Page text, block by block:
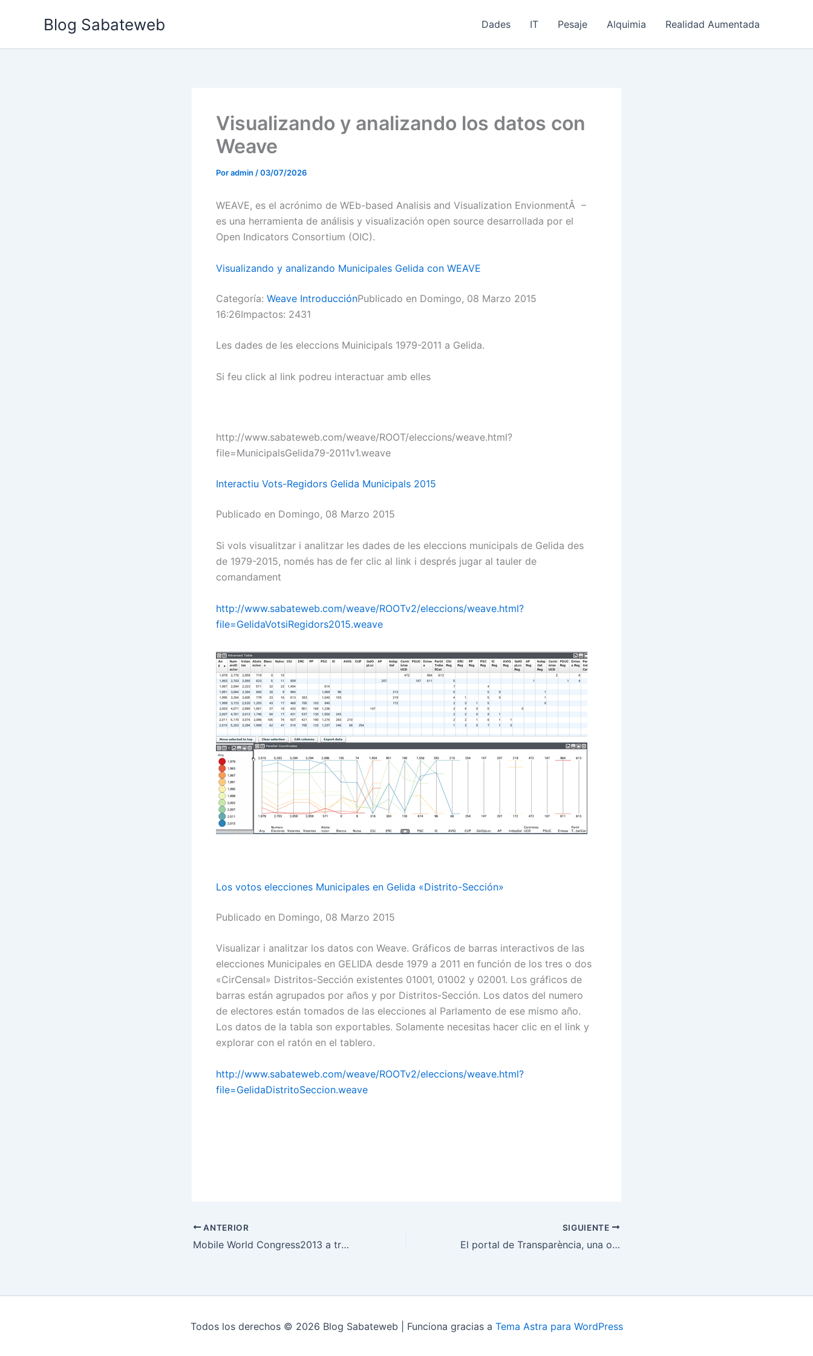
Blog Sabateweb Dades IT Pesaje Alquimia Realidad Aumentada
Visualizando y analizando los datos con
Weave
Poradmin /03/07/2026
WEAVE, es el acrónimo de WEb-based Analisis and Visualization EnvionmentÂ –
es una herramienta de análisis y visualización open source desarrollada por el
Open Indicators Consortium (OIC).
Visualizando y analizando Municipales Gelida con WEAVE
Categoría: Weave IntroducciónPublicado en Domingo, 08 Marzo 2015
16:26Impactos: 2431
Les dades de les eleccions Muinicipals 1979-2011 a Gelida.
Si feu click al link podreu interactuar amb elles
http://www.sabateweb.com/weave/ROOT/eleccions/weave.html?
file=MunicipalsGelida79-2011v1.weave
Interactiu Vots-Regidors Gelida Municipals 2015
Publicado en Domingo, 08 Marzo 2015
Si vols visualitzar i analitzar les dades de les eleccions municipals de Gelida des
de 1979-2015, només has de fer clic al link i després jugar al tauler de
comandament
http://www.sabateweb.com/weave/ROOTv2/eleccions/weave.html?
file=GelidaVotsiRegidors2015.weave
Los votos elecciones Municipales en Gelida «Distrito-Sección»
Publicado en Domingo, 08 Marzo 2015
Visualizar i analitzar los datos con Weave. Gráficos de barras interactivos de las
elecciones Municipales en GELIDA desde 1979 a 2011 en función de los tres o dos
«CirCensal» Distritos-Sección existentes 01001, 01002 y 02001. Los gráficos de
barras están agrupados por años y por Distritos-Sección. Los datos del numero
de electores están tomados de las elecciones al Parlamento de ese mismo año.
Los datos de la tabla son exportables. Solamente necesitas hacer clic en el link y
explorar con el ratón en el tablero.
http://www.sabateweb.com/weave/ROOTv2/eleccions/weave.html?
file=GelidaDistritoSeccion.weave
ANTERIOR
Mobile World Congress2013 a través del móvil
SIGUIENTE
El portal de Transparència, una oportunitat per Gelida
Todos los derechos © 2026 Blog Sabateweb | Funciona gracias a Tema Astra para WordPress